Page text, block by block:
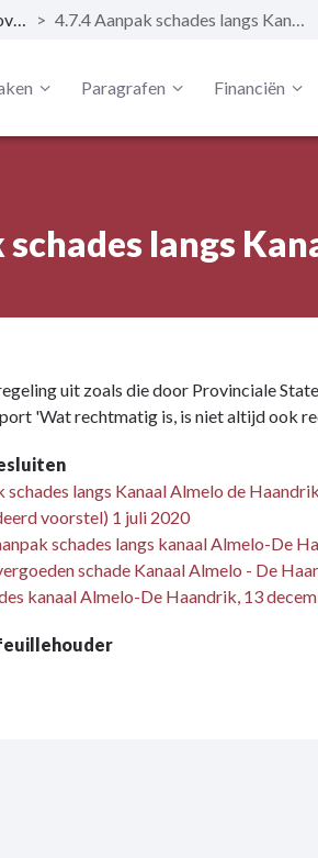
4.7 Goed functionerende provinciale infrastructuur > 4.7.4 Aanpak schades langs Kanaal Almelo de Haandrik
Paragrafen Financiën
schades langs
uit zoals die door Provinciale
'Wat rechtmatig is, is niet altijd ook
langs Kanaal Almelo de
voorstel) 1 juli 2020
schades langs kanaal Almelo-De
schade Kanaal Almelo - De
kanaal Almelo-De Haandrik, 13